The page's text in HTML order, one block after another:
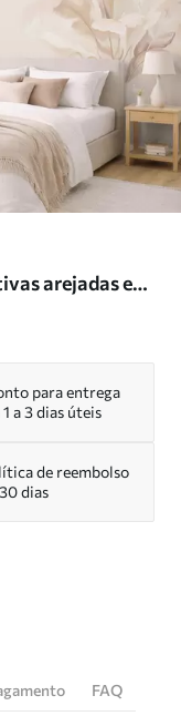
arejadas em
para entrega
1 a 3 dias úteis
de reembolso
dias
FAQ